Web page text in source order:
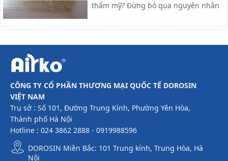
thẩm mỹ? Đừng bỏ qua nguyên nhân
ngay tại nhà mà bài viết dưới đây sẽ
CÔNG TY CỔ PHẦN THƯƠNG MẠI QUỐC TẾ DOROSIN
VIỆT NAM
Trụ sở : Số 101, Đường Trung Kính, Phường Yên Hòa,
Thành phố Hà Nội
Hotline : 024 3862 2888 - 0919988596
DOROSIN Miền Bắc: 101 Trung kính, Trung Hòa, Hà
Nội